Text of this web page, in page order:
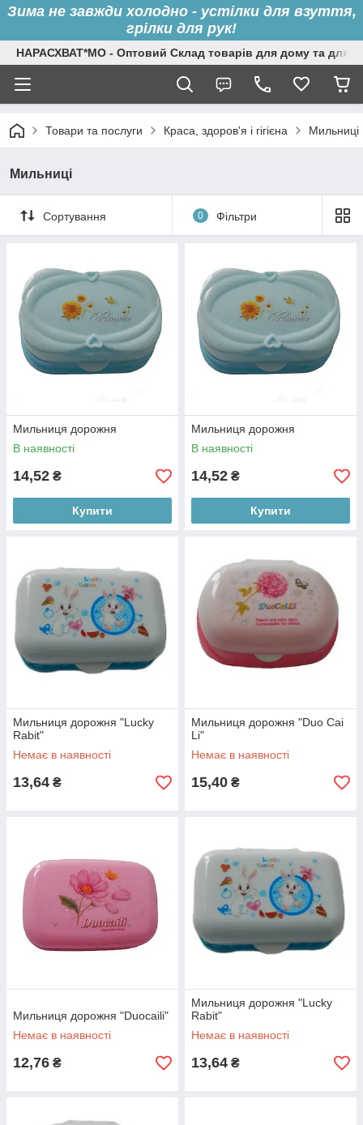
Зима не завжди холодно - устілки для взуття,
грілки для рук!
НАРАСХВАТ*МО - Оптовий Склад товарів для дому та для
Товари та послуги Краса, здоров'я і гігієна Мильниці
Мильниці
Сортування 0 Фільтри
Мильниця дорожня
В наявності
14,52 ₴
Купити
Мильниця дорожня
В наявності
14,52 ₴
Купити
Мильниця дорожня "Lucky
Rabit"
Немає в наявності
13,64 ₴
Мильниця дорожня "Duo Cai
Li"
Немає в наявності
15,40 ₴
Мильниця дорожня "Duocaili"
Немає в наявності
12,76 ₴
Мильниця дорожня "Lucky
Rabit"
Немає в наявності
13,64 ₴